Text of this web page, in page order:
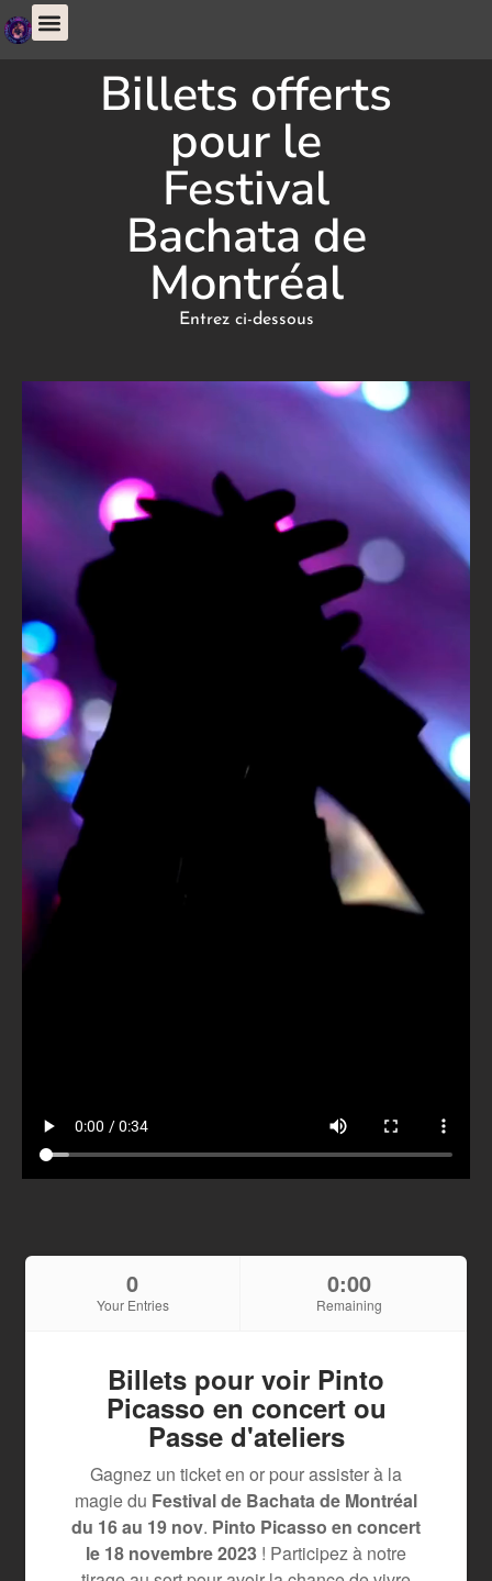
Billets offerts
pour le
Festival
Bachata de
Montréal
Entrez ci-dessous